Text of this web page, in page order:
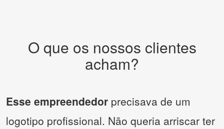
O que os nossos clientes
acham?
Esse empreendedor precisava de um
logotipo profissional. Não queria arriscar ter